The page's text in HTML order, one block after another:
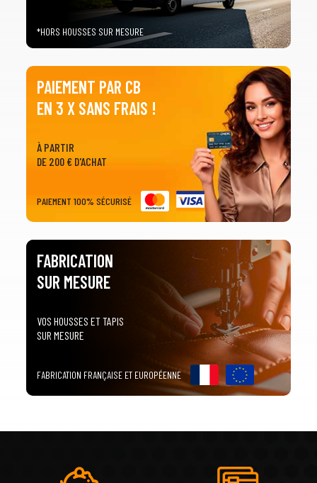
*HORS HOUSSES SUR MESURE
PAIEMENT PAR CB
EN 3 X SANS FRAIS !
À PARTIR
DE 200 € D'ACHAT
PAIEMENT 100% SÉCURISÉ
FABRICATION
SUR MESURE
VOS HOUSSES ET TAPIS
SUR MESURE
FABRICATION FRANÇAISE ET EUROPÉENNE